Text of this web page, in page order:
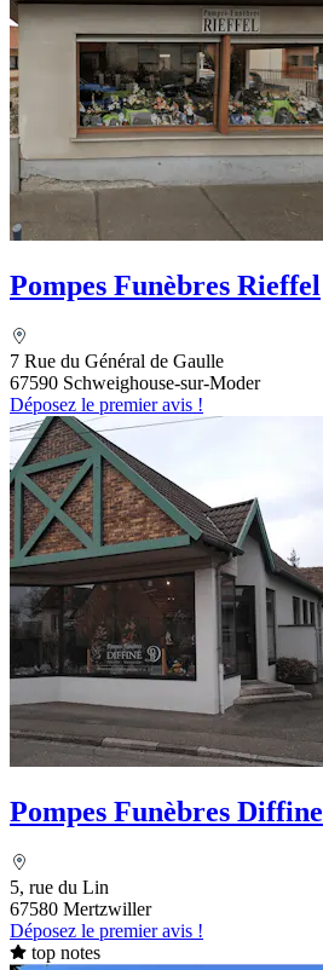
Pompes Funèbres Rieffel
7 Rue du Général de Gaulle
67590 Schweighouse-sur-Moder
Déposez le premier avis !
Pompes Funèbres Diffine
5, rue du Lin
67580 Mertzwiller
Déposez le premier avis !
top notes